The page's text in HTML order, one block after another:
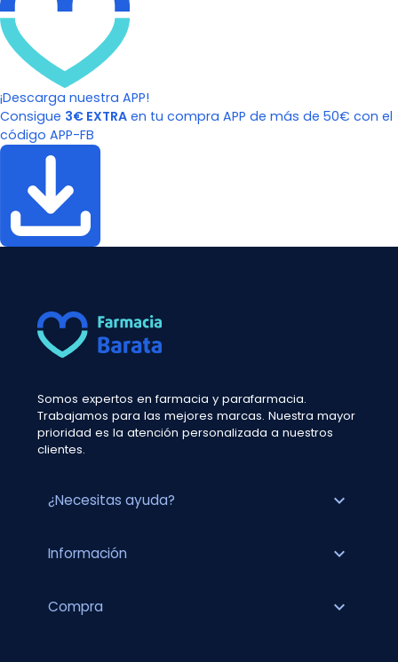
¡Descarga nuestra APP!
Consigue 3€ EXTRA en tu compra APP de más de 50€ con el
código APP-FB
Somos expertos en farmacia y parafarmacia.
Trabajamos para las mejores marcas. Nuestra mayor
prioridad es la atención personalizada a nuestros
clientes.
¿Necesitas ayuda? expand_more
Información expand_more
Compra expand_more